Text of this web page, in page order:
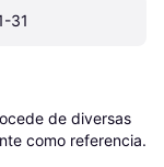
31
de diversas
como referencia.